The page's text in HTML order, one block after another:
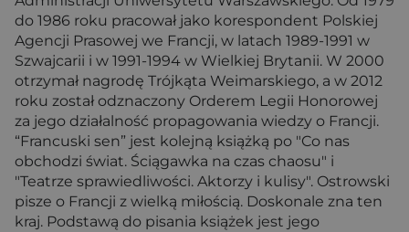
do 1986 roku pracował jako korespondent Polskiej
Agencji Prasowej we Francji, w latach 1989-1991 w
Szwajcarii i w 1991-1994 w Wielkiej Brytanii. W 2000
otrzymał nagrodę Trójkąta Weimarskiego, a w 2012
roku został odznaczony Orderem Legii Honorowej
za jego działalność propagowania wiedzy o Francji.
“Francuski sen” jest kolejną książką po "Co nas
obchodzi świat. Ściągawka na czas chaosu" i
"Teatrze sprawiedliwości. Aktorzy i kulisy". Ostrowski
pisze o Francji z wielką miłością. Doskonale zna ten
kraj. Podstawą do pisania książek jest jego